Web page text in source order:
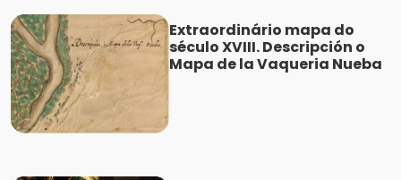
Extraordinário mapa do
século XVIII. Descripción o
Mapa de la Vaqueria Nueba